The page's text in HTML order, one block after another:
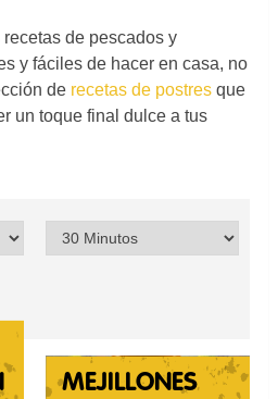
de pescados y
y fáciles de hacer en casa, no
de recetas de postres que
un toque final dulce a tus
MEJILLONES